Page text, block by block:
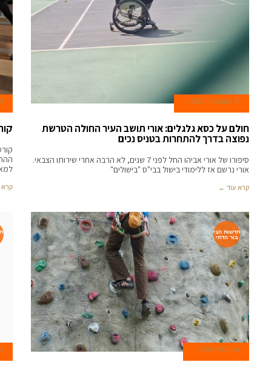
10 בנובמבר 2022
חולם על כסא גלגלים: אורי תושב העיר החולה הטרשת
נפוצה בדרך להתחרות בטניס נכים
סיפורו של אורי אביהו החל לפני 7 שנים, לא הרבה אחרי שירותו הצבאי.
אורי נרשם אז ללימודי בישול בבי"ס "בישולים"
קרא עוד ←
21
קרא
חדשות הצי
בור הדתי
14 במרץ 2019 4